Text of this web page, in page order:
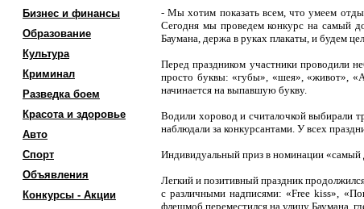
Бизнес и финансы
Образование
Культура
Криминал
Разведка боем
Красота и здоровье
Авто
Спорт
Объявления
Конкурсы - Акции
- Мы хотим показать всем, что умеем
Сегодня мы проведем конкурс на самый
Баумана, держа в руках плакаты, и будем
Перед праздником участники проводили
просто буквы: «губы», «шея», «живот»,
начинается на выпавшую букву.
Водили хоровод и считалочкой выбирали
наблюдали за конкурсантами. У всех
Индивидуальный приз в номинации «самый
Легкий и позитивный праздник
с различными надписями: «Free kiss»,
флешмоб переместился на улицу Баумана,